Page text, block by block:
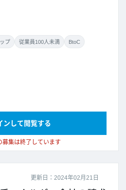
プ 従業員100人未満 BtoC
募集は終了しています
ンして閲覧する
更新日：2024年02月21日